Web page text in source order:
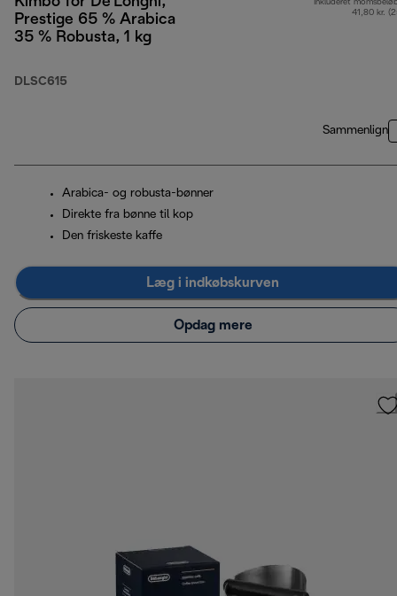
Prestige 65 % Arabica
35 % Robusta, 1 kg
DLSC615
Inkluderet
41,80 kr.
Sammenlign
Arabica- og robusta-bønner
Direkte fra bønne til kop
Den friskeste kaffe
Læg i indkøbskurven
Opdag mere